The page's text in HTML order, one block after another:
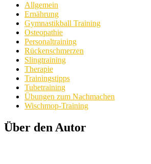
Allgemein
Ernährung
Gymnastikball Training
Osteopathie
Personaltraining
Rückenschmerzen
Slingtraining
Therapie
Trainingstipps
Tubetraining
Übungen zum Nachmachen
Wischmop-Training
Über den Autor